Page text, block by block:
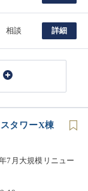
相談 詳細
タワーX棟
7月大規模リニュー